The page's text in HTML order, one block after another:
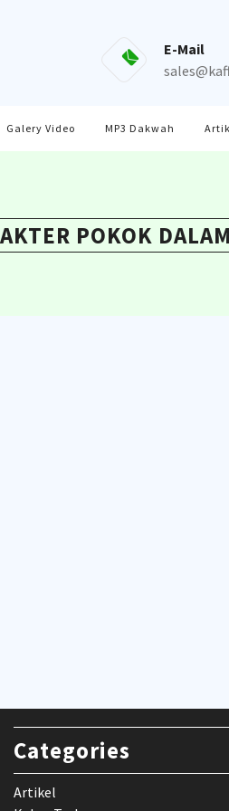
E-Mail
Galery Video MP3 Dakwah
POKOK
Categories
Artikel